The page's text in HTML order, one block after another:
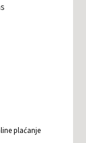
plaćanje